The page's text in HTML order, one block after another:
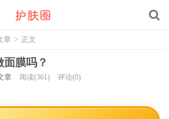
章 > 正文
膜吗？
章 阅读(361) 评论(0)